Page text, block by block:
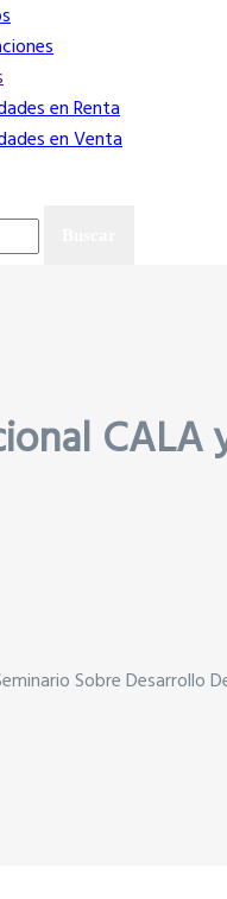
en Renta
en Venta
CALA
Sobre Desarrollo